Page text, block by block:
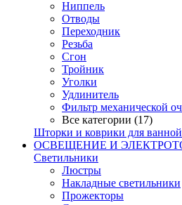
Ниппель
Отводы
Переходник
Резьба
Сгон
Тройник
Уголки
Удлинитель
Фильтр механической
Все категории (17)
Шторки и коврики для ванной
ОСВЕЩЕНИЕ И
Светильники
Люстры
Накладные светильники
Прожекторы